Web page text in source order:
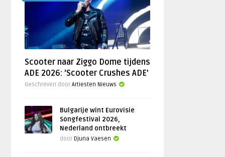
Scooter naar Ziggo Dome tijdens
ADE 2026: ‘Scooter Crushes ADE’
Geschreven doorArtiesten Nieuws
Bulgarije wint Eurovisie
Songfestival 2026,
Nederland ontbreekt
door Djuna Vaesen